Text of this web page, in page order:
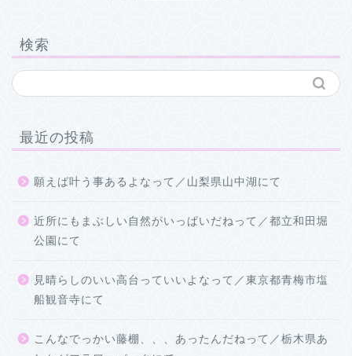
検索
最近の投稿
願えば叶う事あるよなって／山梨県山中湖にて
近所にもまぶしい自然がいっぱいだねって／都立和田堀
公園にて
見晴らしのいい高台っていいよなって／東京都青梅市塩
船観音寺にて
こんなでっかい藤棚、、、あったんだねって／栃木県あ